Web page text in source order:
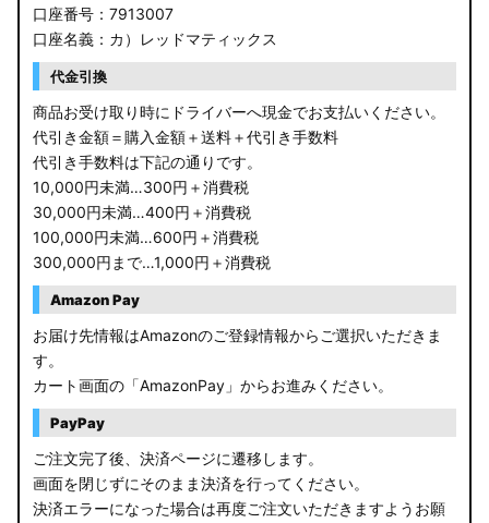
口座番号：7913007
口座名義：カ）レッドマティックス
代金引換
商品お受け取り時にドライバーへ現金でお支払いください。
代引き金額＝購入金額＋送料＋代引き手数料
代引き手数料は下記の通りです。
10,000円未満…300円＋消費税
30,000円未満…400円＋消費税
100,000円未満…600円＋消費税
300,000円まで…1,000円＋消費税
Amazon Pay
お届け先情報はAmazonのご登録情報からご選択いただきま
す。
カート画面の「AmazonPay」からお進みください。
PayPay
ご注文完了後、決済ページに遷移します。
画面を閉じずにそのまま決済を行ってください。
決済エラーになった場合は再度ご注文いただきますようお願